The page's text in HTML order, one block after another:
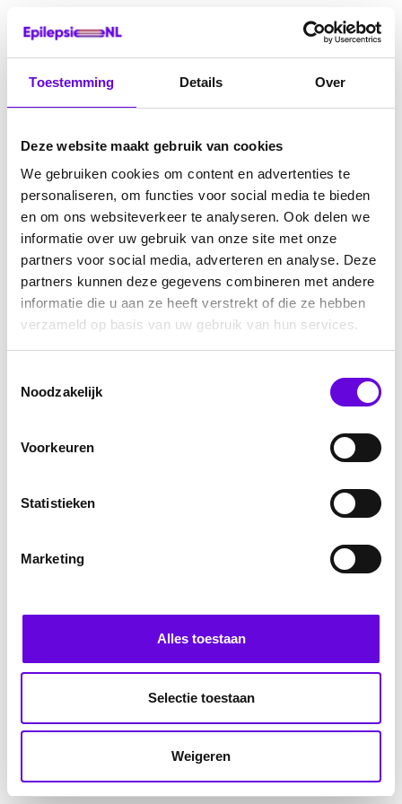
Toestemming Details Over
Deze website maakt gebruik van cookies
We gebruiken cookies om content en advertenties te
personaliseren, om functies voor social media te bieden
en om ons websiteverkeer te analyseren. Ook delen we
informatie over uw gebruik van onze site met onze
partners voor social media, adverteren en analyse. Deze
partners kunnen deze gegevens combineren met andere
informatie die u aan ze heeft verstrekt of die ze hebben
verzameld op basis van uw gebruik van hun services.
Noodzakelijk
Voorkeuren
Statistieken
Marketing
Alles toestaan
Selectie toestaan
Weigeren